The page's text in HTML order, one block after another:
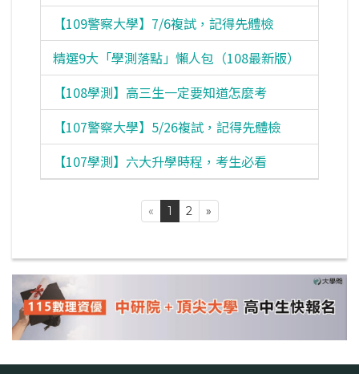
【109警察大學】7/6複試，記得先體檢
精選9大「學測落點」懶人包（108最新版）
【108學測】高三生一定要知道怎麼考
【107警察大學】5/26複試，記得先體檢
【107學測】六大升學時程，考生必看
« 1 2 »